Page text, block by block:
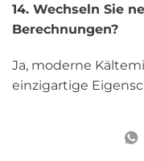
14. Wechseln Sie
Berechnungen?
Ja, moderne
einzigartige